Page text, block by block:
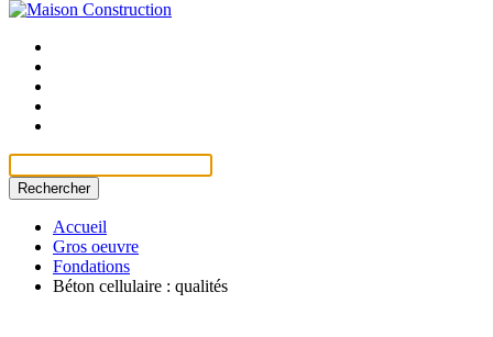
Rechercher
Accueil
Gros oeuvre
Fondations
Béton cellulaire : qualités